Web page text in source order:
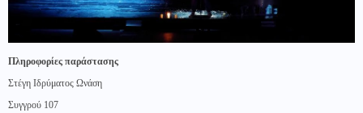
Πληροφορίες παράστασης
Στέγη Ιδρύματος Ωνάση
Συγγρού 107